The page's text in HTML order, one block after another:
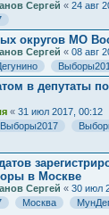
Сергей « 24 авг
округов МО
Сергей « 08 авг
в депутаты
« 31 июл 2017, 00:12
Выборы2017
в Москве
Сергей « 30 июл
Москва